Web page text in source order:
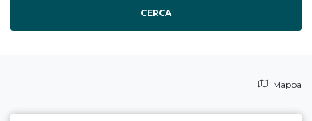
CERCA
Mappa